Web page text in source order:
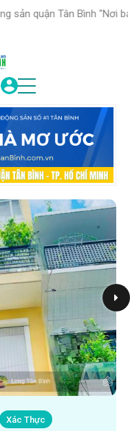
Bình "Nơi bạn tìm kiếm
Xác Thực
QUẬN
TÌM HIỂU|